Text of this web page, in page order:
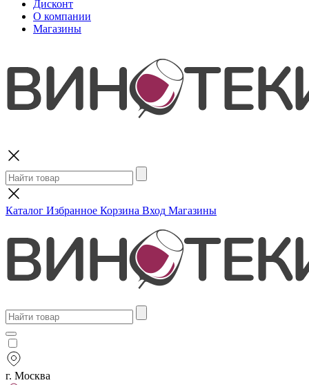
Дисконт
О компании
Магазины
Каталог Избранное Корзина Вход Магазины
г. Москва